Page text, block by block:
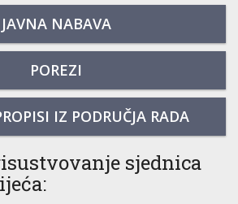
JAVNA NABAVA
POREZI
IZ PODRUČJA RADA
sjednica